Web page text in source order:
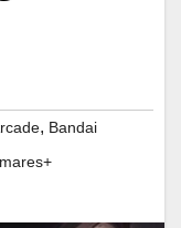
, Bandai